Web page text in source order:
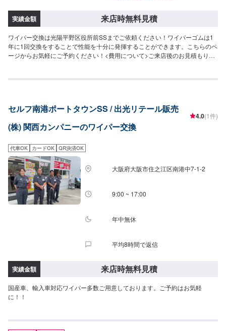
実績金額 来店時無料見積
ワイパー交換は光陽平野区役所前SSまでご依頼ください！ワイパーゴムは1
年に1回交換をすることで性能を十分に発揮することができます。こちらのペ
ージからお気軽にご予約ください！<費用について>ご来店後のお見積もりと
セルフ南港ポートタウンSS / 出光リテール販売
(株) 関西カンパニーのワイパー交換
4.0(1件)
代車OK カードOK QR決済OK
大阪府大阪市住之江区南港中7-1-2
9:00 ~ 17:00
年中無休
平均8時間で返信
実績金額 来店時無料見積
国産車、輸入車対応ワイパー多数ご用意しております。ご予約はお気軽
に！！